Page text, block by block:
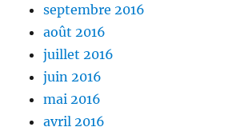
septembre 2016
août 2016
juillet 2016
juin 2016
mai 2016
avril 2016